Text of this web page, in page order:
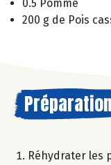
0.5 Pomme
200 g de Pois
Préparation
Réhydrater les